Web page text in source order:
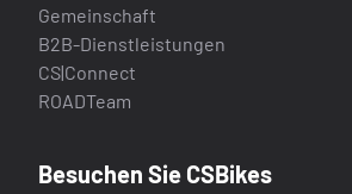
Gemeinschaft
B2B-Dienstleistungen
CS|Connect
ROADTeam
Besuchen Sie CSBikes